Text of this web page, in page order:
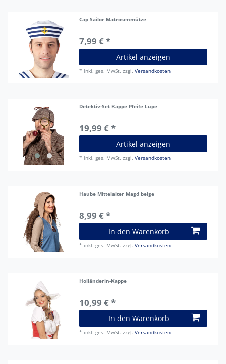
Cap Sailor Matrosenmütze
7,99 € *
Artikel anzeigen
* inkl. ges. MwSt. zzgl.Versandkosten
Detektiv-Set Kappe Pfeife Lupe
19,99 € *
Artikel anzeigen
* inkl. ges. MwSt. zzgl.Versandkosten
Haube Mittelalter Magd beige
8,99 € *
In den Warenkorb
* inkl. ges. MwSt. zzgl.Versandkosten
Holländerin-Kappe
10,99 € *
In den Warenkorb
* inkl. ges. MwSt. zzgl.Versandkosten